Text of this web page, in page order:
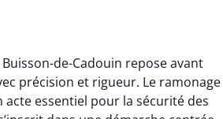
de-Cadouin repose avant
précision et rigueur. Le ramonage
essentiel pour la sécurité des